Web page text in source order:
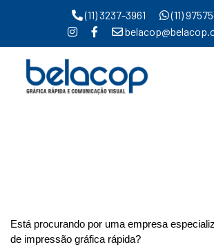
(11) 3237-3961
(11)
Está procurando por uma empresa
de impressão gráfica rápida?